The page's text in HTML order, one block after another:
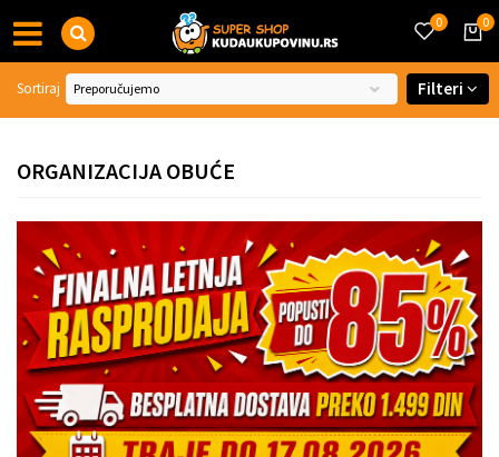
0
0
ORGANIZACIJA OBUĆE
Sortiraj Filteri